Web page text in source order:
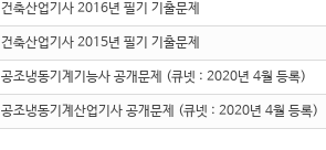
건축산업기사 2016년 필기 기출문제
건축산업기사 2015년 필기 기출문제
공조냉동기계기능사 공개문제 (큐넷 : 2020년 4월 등록)
공조냉동기계산업기사 공개문제 (큐넷 : 2020년 4월 등록)